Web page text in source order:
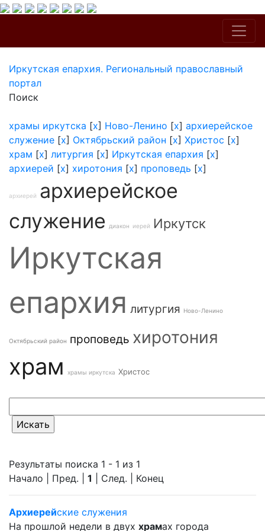
Иркутская епархия. Региональный православный
портал
Поиск
храмы иркутска [x] Ново-Ленино [x] архиерейское
служение [x] Октябрьский район [x] Христос [x]
храм [x] литургия [x] Иркутская епархия [x]
архиерей [x] хиротония [x] проповедь [x]
архиерей архиерейское
служение
диакон иерей Иркутск
Иркутская
епархия литургия Ново-Ленино
Октябрьский район проповедь хиротония
храм храмы иркутска Христос
Результаты поиска 1 - 1 из 1
Начало | Пред. | 1 | След. | Конец
Архиерейские служения
На прошлой недели в двух храмах города